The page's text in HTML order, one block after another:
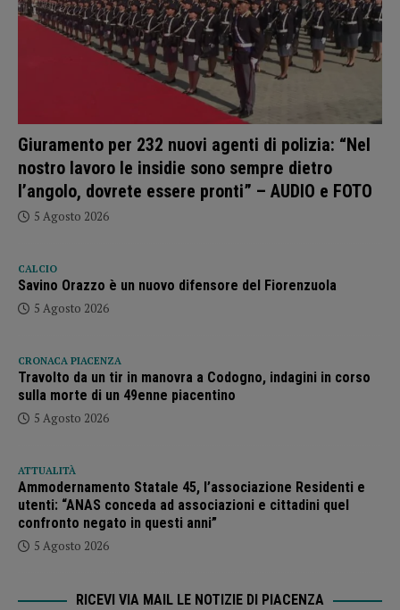
Giuramento per 232 nuovi agenti di polizia: “Nel
nostro lavoro le insidie sono sempre dietro
l’angolo, dovrete essere pronti” – AUDIO e FOTO
5 Agosto 2026
CALCIO
Savino Orazzo è un nuovo difensore del Fiorenzuola
5 Agosto 2026
CRONACA PIACENZA
Travolto da un tir in manovra a Codogno, indagini in corso
sulla morte di un 49enne piacentino
5 Agosto 2026
ATTUALITÀ
Ammodernamento Statale 45, l’associazione Residenti e
utenti: “ANAS conceda ad associazioni e cittadini quel
confronto negato in questi anni”
5 Agosto 2026
RICEVI VIA MAIL LE NOTIZIE DI PIACENZA